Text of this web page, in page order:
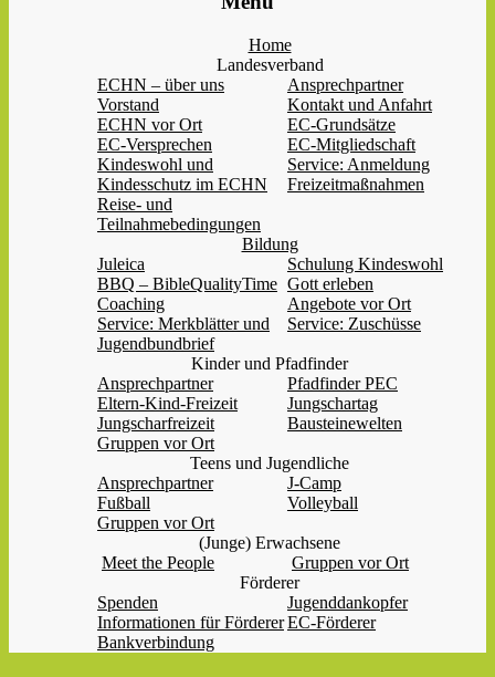
Home
Landesverband
ECHN – über uns
Ansprechpartner
Vorstand
Kontakt und Anfahrt
ECHN vor Ort
EC-Grundsätze
EC-Versprechen
EC-Mitgliedschaft
Kindeswohl und
Kindesschutz im ECHN
Service: Anmeldung
Freizeitmaßnahmen
Reise- und
Teilnahmebedingungen
Bildung
Juleica
Schulung Kindeswohl
BBQ – BibleQualityTime Gott erleben
Coaching
Angebote vor Ort
Service: Merkblätter und
Jugendbundbrief
Service: Zuschüsse
Kinder und Pfadfinder
Ansprechpartner
Pfadfinder PEC
Eltern-Kind-Freizeit
Jungschartag
Jungscharfreizeit
Bausteinewelten
Gruppen vor Ort
Teens und Jugendliche
Ansprechpartner
J-Camp
Fußball
Volleyball
Gruppen vor Ort
(Junge) Erwachsene
Meet the People
Gruppen vor Ort
Förderer
Spenden
Jugenddankopfer
Informationen für FördererEC-Förderer
Bankverbindung